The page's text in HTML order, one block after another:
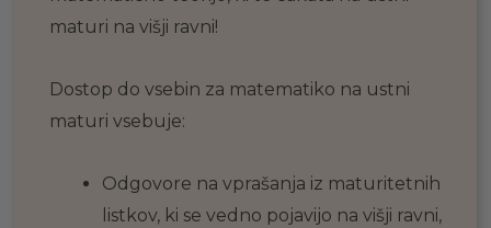
maturi na višji ravni!
Dostop do vsebin za matematiko na ustni
maturi vsebuje:
Odgovore na vprašanja iz maturitetnih
listkov, ki se vedno pojavijo na višji ravni,